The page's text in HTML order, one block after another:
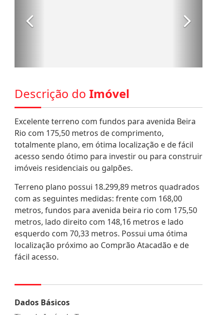
Descrição do Imóvel
Excelente terreno com fundos para avenida Beira
Rio com 175,50 metros de comprimento,
totalmente plano, em ótima localização e de fácil
acesso sendo ótimo para investir ou para construir
imóveis residenciais ou galpões.
Terreno plano possui 18.299,89 metros quadrados
com as seguintes medidas: frente com 168,00
metros, fundos para avenida beira rio com 175,50
metros, lado direito com 148,16 metros e lado
esquerdo com 70,33 metros. Possui uma ótima
localização próximo ao Comprão Atacadão e de
fácil acesso.
Dados Básicos